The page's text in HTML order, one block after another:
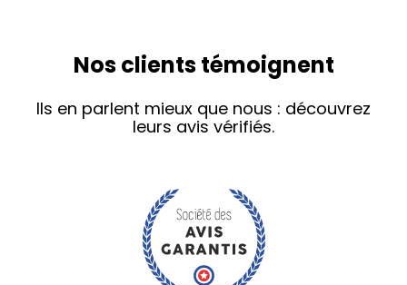
Nos clients témoignent
Ils en parlent mieux que nous : découvrez
leurs avis vérifiés.